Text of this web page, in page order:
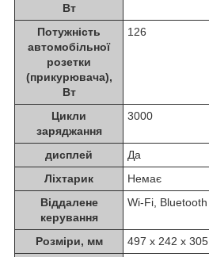
Вт
Потужність
автомобільної
розетки
(прикурювача),
Вт
126
Цикли
заряджання
3000
дисплей
Да
Ліхтарик
Немає
Віддалене
керування
Wi-Fi, Bluetooth
Розміри, мм
497 х 242 х 305